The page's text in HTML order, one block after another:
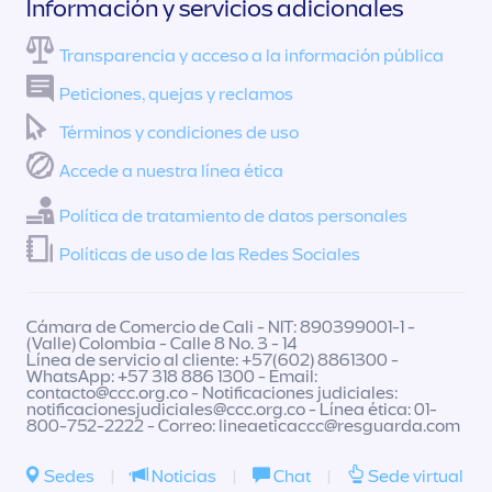
Información y servicios adicionales
Transparencia y acceso a la información pública
Peticiones, quejas y reclamos
Términos y condiciones de uso
Accede a nuestra línea ética
Política de tratamiento de datos personales
Políticas de uso de las Redes Sociales
Cámara de Comercio de Cali - NIT: 890399001-1 -
(Valle) Colombia - Calle 8 No. 3 - 14
Línea de servicio al cliente: +57(602) 8861300 -
WhatsApp: +57 318 886 1300 - Email:
contacto@ccc.org.co- Notificaciones judiciales:
notificacionesjudiciales@ccc.org.co- Línea ética: 01-
800-752-2222 - Correo: lineaeticaccc@resguarda.com
Sedes | Noticias | Chat | Sede virtual